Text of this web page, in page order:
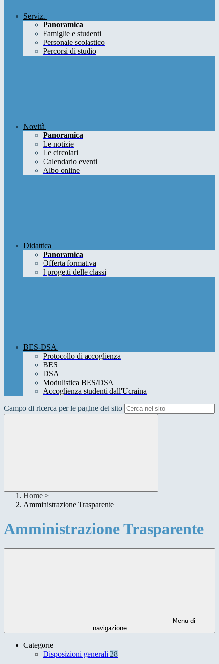
Servizi
Panoramica
Famiglie e studenti
Personale scolastico
Percorsi di studio
Novità
Panoramica
Le notizie
Le circolari
Calendario eventi
Albo online
Didattica
Panoramica
Offerta formativa
I progetti delle classi
BES-DSA
Protocollo di accoglienza
BES
DSA
Modulistica BES/DSA
Accoglienza studenti dall'Ucraina
Campo di ricerca per le pagine del sito
Home >
Amministrazione Trasparente
Amministrazione Trasparente
Menu di
navigazione
Categorie
Disposizioni generali 28